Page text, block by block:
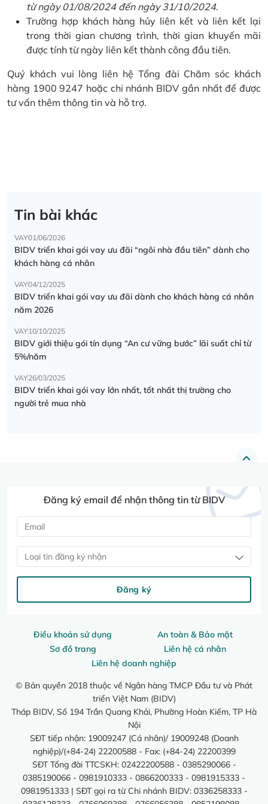
từ ngày 01/08/2024 đến ngày 31/10/2024.
Trường hợp khách hàng hủy liên kết và liên kết lại
trong thời gian chương trình, thời gian khuyến mãi
được tính từ ngày liên kết thành công đầu tiên.
Quý khách vui lòng liên hệ Tổng đài Chăm sóc khách
hàng 1900 9247 hoặc chi nhánh BIDV gần nhất để được
tư vấn thêm thông tin và hỗ trợ.
Tin bài khác
VAY01/06/2026
BIDV triển khai gói vay ưu đãi “ngôi nhà đầu tiên” dành cho
khách hàng cá nhân
VAY04/12/2025
BIDV triển khai gói vay ưu đãi dành cho khách hàng cá nhân
năm 2026
VAY10/10/2025
BIDV giới thiệu gói tín dụng “An cư vững bước” lãi suất chỉ từ
5%/năm
VAY26/03/2025
BIDV triển khai gói vay lớn nhất, tốt nhất thị trường cho
người trẻ mua nhà
Điều khoản sử dụng
An toàn & Bảo mật
Sơ đồ trang
Liên hệ cá nhân
Liên hệ doanh nghiệp
© Bản quyền 2018 thuộc về Ngân hàng TMCP Đầu tư và Phát
triển Việt Nam (BIDV)
Tháp BIDV, Số 194 Trần Quang Khải, Phường Hoàn Kiếm, TP Hà
Nội
SĐT tiếp nhận: 19009247 (Cá nhân)/ 19009248 (Doanh
nghiệp)/(+84-24) 22200588 - Fax: (+84-24) 22200399
SĐT Tổng đài TTCSKH: 02422200588 - 0385290066 -
0385190066 - 0981910333 - 0866200333 - 0981915333 -
0981951333 | SĐT gọi ra từ Chi nhánh BIDV: 0336258333 -
Đăng ký email để nhận thông tin từ BIDV
Loại tin đăng ký nhận
Đăng ký